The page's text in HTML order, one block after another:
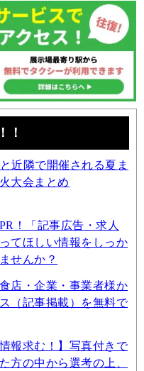
！
近隣で開催される夏ま
大会まとめ
！「記事広告・求人
てほしい情報をしっか
せんか？
店・企業・事業者様か
（記事掲載）を無料で
報求む！】写真付きで
方の中から選考の上、